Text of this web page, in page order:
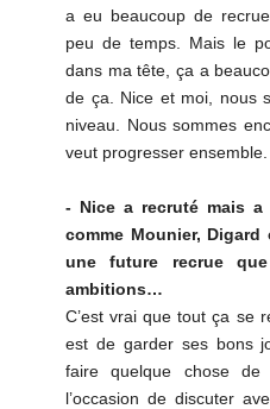
a eu beaucoup de
peu de temps. Mais le
dans ma tête, ça a
de ça. Nice et moi, nous
niveau. Nous sommes
veut progresser ensemble.
- Nice a recruté mais
comme Mounier,
une future recrue
ambitions…
C’est vrai que tout ça se
est de garder ses bons
faire quelque chose
l’occasion de discuter